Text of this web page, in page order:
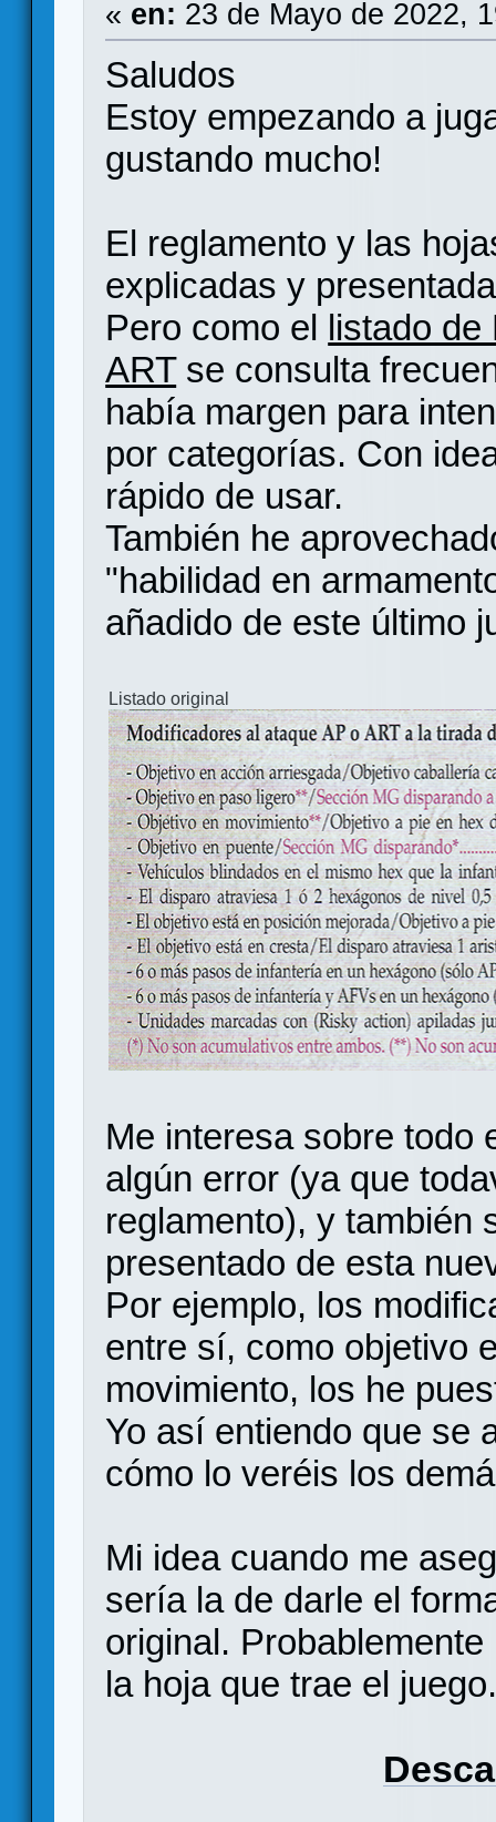
« en: 23 de Mayo de 2022,
Saludos
Estoy empezando a
gustando mucho!
El reglamento y las
explicadas y
Pero como el listado de
ARTse consulta
había margen para
por categorías. Con
rápido de usar.
También he
"habilidad en
añadido de este último
Listado original
Me interesa sobre todo
algún error (ya que
reglamento), y también
presentado de esta
Por ejemplo, los
entre sí, como objetivo
movimiento, los he
Yo así entiendo que se
cómo lo veréis los
Mi idea cuando me
sería la de darle el
original.
la hoja que trae el